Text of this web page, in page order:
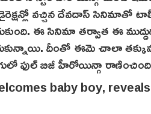
వచ్చిన దేవదాస్ సినిమాతో
ఈ సినిమా తర్వాత ఈ
దీంతో ఈమె చాలా
ఫుల్ బిజీ హీరోయిన్గా